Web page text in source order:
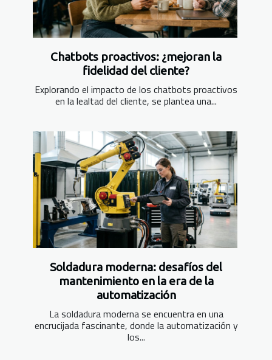
Chatbots proactivos: ¿mejoran la
fidelidad del cliente?
Explorando el impacto de los chatbots proactivos
en la lealtad del cliente, se plantea una...
Soldadura moderna: desafíos del
mantenimiento en la era de la
automatización
La soldadura moderna se encuentra en una
encrucijada fascinante, donde la automatización y
los...